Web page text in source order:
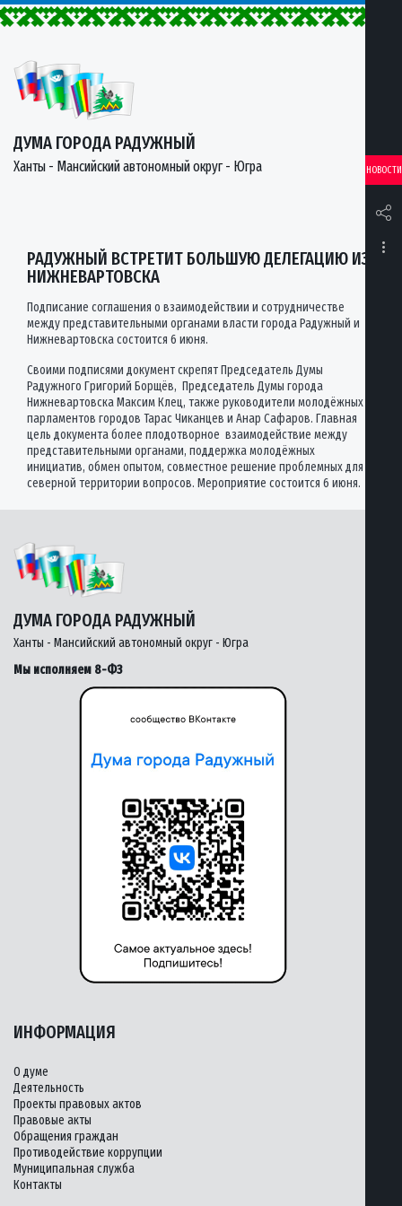
ДУМА ГОРОДА РАДУЖНЫЙ
Ханты - Мансийский автономный округ - Югра НОВОСТИ
РАДУЖНЫЙ ВСТРЕТИТ БОЛЬШУЮ ДЕЛЕГАЦИЮ ИЗ
НИЖНЕВАРТОВСКА
Подписание соглашения о взаимодействии и сотрудничестве
между представительными органами власти города Радужный и
Нижневартовска состоится 6 июня.
Своими подписями документ скрепят Председатель Думы
Радужного Григорий Борщёв, Председатель Думы города
Нижневартовска Максим Клец, также руководители молодёжных
парламентов городов Тарас Чиканцев и Анар Сафаров. Главная
цель документа более плодотворное взаимодействие между
представительными органами, поддержка молодёжных
инициатив, обмен опытом, совместное решение проблемных для
северной территории вопросов. Мероприятие состоится 6 июня.
ДУМА ГОРОДА РАДУЖНЫЙ
Ханты - Мансийский автономный округ - Югра
Мы исполняем 8-ФЗ
ИНФОРМАЦИЯ
О думе
Деятельность
Проекты правовых актов
Правовые акты
Обращения граждан
Противодействие коррупции
Муниципальная служба
Контакты